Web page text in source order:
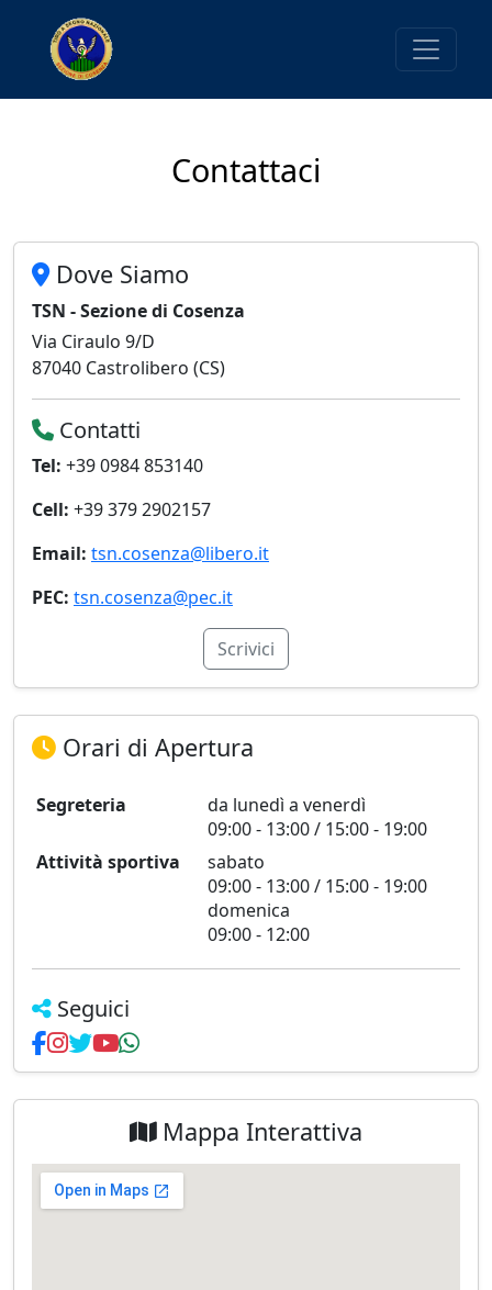
Contattaci
Dove Siamo
TSN - Sezione di Cosenza
Via Ciraulo 9/D
87040 Castrolibero (CS)
Contatti
Tel: +39 0984 853140
Cell: +39 379 2902157
Email: tsn.cosenza@libero.it
PEC: tsn.cosenza@pec.it
Scrivici
Orari di Apertura
Segreteria
da lunedì a venerdì
09:00 - 13:00 / 15:00 - 19:00
Attività sportiva
sabato
09:00 - 13:00 / 15:00 - 19:00
domenica
09:00 - 12:00
Seguici
Mappa Interattiva